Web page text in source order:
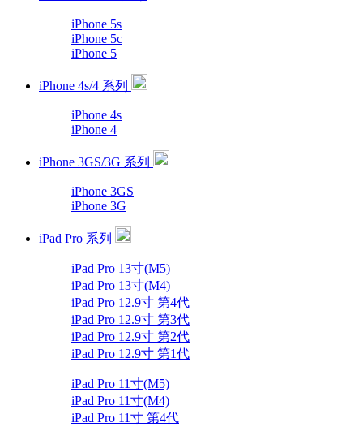
iPhone 5s
iPhone 5c
iPhone 5
iPhone 4s/4 系列
iPhone 4s
iPhone 4
iPhone 3GS/3G 系列
iPhone 3GS
iPhone 3G
iPad Pro 系列
iPad Pro 13寸(M5)
iPad Pro 13寸(M4)
iPad Pro 12.9寸 第4代
iPad Pro 12.9寸 第3代
iPad Pro 12.9寸 第2代
iPad Pro 12.9寸 第1代
iPad Pro 11寸(M5)
iPad Pro 11寸(M4)
iPad Pro 11寸 第4代